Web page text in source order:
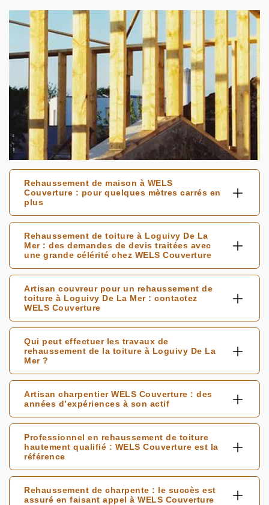
Rehaussement de maison à WELS
Couverture : pour quelques mètres carrés en
plus
Rehaussement de toiture à Loguivy De La
Mer : des demandes de devis traitées avec
une grande célérité chez WELS Couverture
Artisan couvreur pour un rehaussement de
toiture à Loguivy De La Mer : contactez
WELS Couverture
Qui peut effectuer les travaux de
rehaussement de la toiture à Loguivy De La
Mer ?
Artisan charpentier WELS Couverture : des
années d’expériences à son actif
Professionnel en rehaussement de toiture
hautement qualifié : WELS Couverture est la
référence
Rehaussement de charpente : le succès est
assuré en faisant appel à WELS Couverture